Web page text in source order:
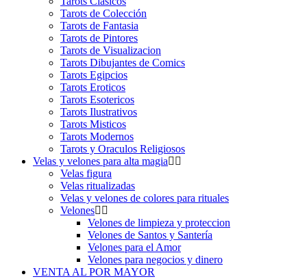
Tarots de Colección
Tarots de Fantasia
Tarots de Pintores
Tarots de Visualizacion
Tarots Dibujantes de Comics
Tarots Egipcios
Tarots Eroticos
Tarots Esotericos
Tarots Ilustrativos
Tarots Misticos
Tarots Modernos
Tarots y Oraculos Religiosos
Velas y velones para alta magia
Velas figura
Velas ritualizadas
Velas y velones de colores para rituales
Velones
Velones de limpieza y proteccion
Velones de Santos y Santería
Velones para el Amor
Velones para negocios y dinero
VENTA AL POR MAYOR